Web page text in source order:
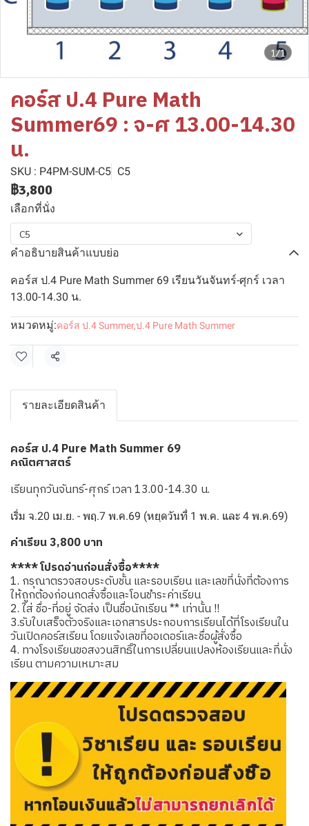
1/1
คอร์ส ป.4 Pure Math
Summer69 : จ-ศ 13.00-14.30
น.
SKU : P4PM-SUM-C5 C5
฿3,800
เลือกที่นั่ง
C5
คำอธิบายสินค้าแบบย่อ
คอร์ส ป.4 Pure Math Summer 69 เรียนวันจันทร์-ศุกร์ เวลา
13.00-14.30 น.
หมวดหมู่:คอร์ส ป.4 Summer,ป.4 Pure Math Summer
แชร์
รายละเอียดสินค้า
คอร์ส ป.4 Pure Math Summer 69
คณิตศาสตร์
เรียนทุกวันจันทร์-ศุกร์ เวลา 13.00-14.30 น.
เริ่ม จ.20 เม.ย. - พฤ.7 พ.ค.69 (หยุดวันที่ 1 พ.ค. และ 4 พ.ค.69)
ค่าเรียน 3,800 บาท
**** โปรดอ่านก่อนสั่งซื้อ****
1. กรุณาตรวจสอบระดับชั้น และรอบเรียน และเลขที่นั่งที่ต้องการ
ให้ถูกต้องก่อนกดสั่งซื้อและโอนชำระค่าเรียน
2. ใส่ ชื่อ-ที่อยู่ จัดส่ง เป็นชื่อนักเรียน ** เท่านั้น !!
3.รับใบเสร็จตัวจริงและเอกสารประกอบการเรียนได้ที่โรงเรียนใน
วันเปิดคอร์สเรียน โดยแจ้งเลขที่ออเดอร์และชื่อผู้สั่งซื้อ
4. ทางโรงเรียนขอสงวนสิทธิ์ในการเปลี่ยนแปลงห้องเรียนและที่นั่ง
เรียน ตามความเหมาะสม